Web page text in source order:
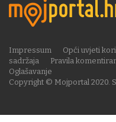
Copyright © Mojportal 2020.
Impressum Opći uvjeti
sadržaja
Pravila
Oglašavanje